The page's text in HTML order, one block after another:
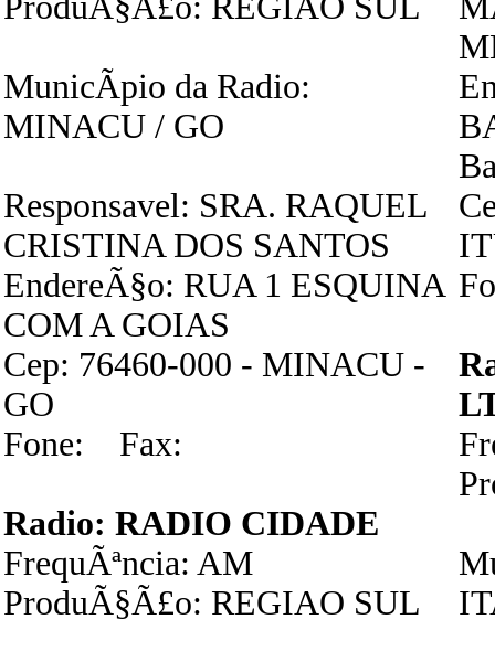
MunicÃ­pio da Radio:
MINACU / GO
Responsavel: SRA. RAQUEL
CRISTINA DOS SANTOS
EndereÃ§o: RUA 1 ESQUINA
COM A GOIAS
Cep: 76460-000 - MINACU -
GO
Fone: Fax:
Radio: RADIO CIDADE
FrequÃªncia: AM
ProduÃ§Ã£o: REGIAO SUL